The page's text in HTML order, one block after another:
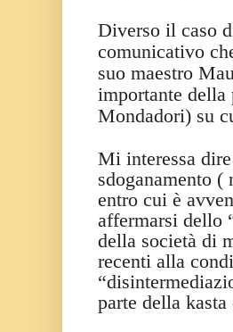
Diverso il caso
comunicativo
suo maestro
importante della
Mondadori) su
Mi interessa
sdoganamento
entro cui è
affermarsi dello
della società di
recenti alla
parte della kasta